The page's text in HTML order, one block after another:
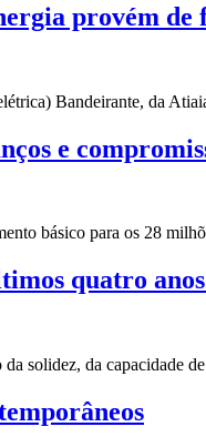
provém de
Bandeirante, da
e
básico para os 28
quatro
solidez, da capacidade